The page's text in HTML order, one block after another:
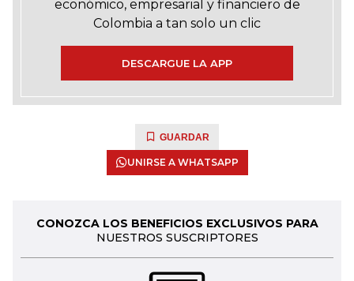
económico, empresarial y financiero de
Colombia a tan solo un clic
DESCARGUE LA APP
GUARDAR
UNIRSE A WHATSAPP
CONOZCA LOS BENEFICIOS EXCLUSIVOS PARA
NUESTROS SUSCRIPTORES